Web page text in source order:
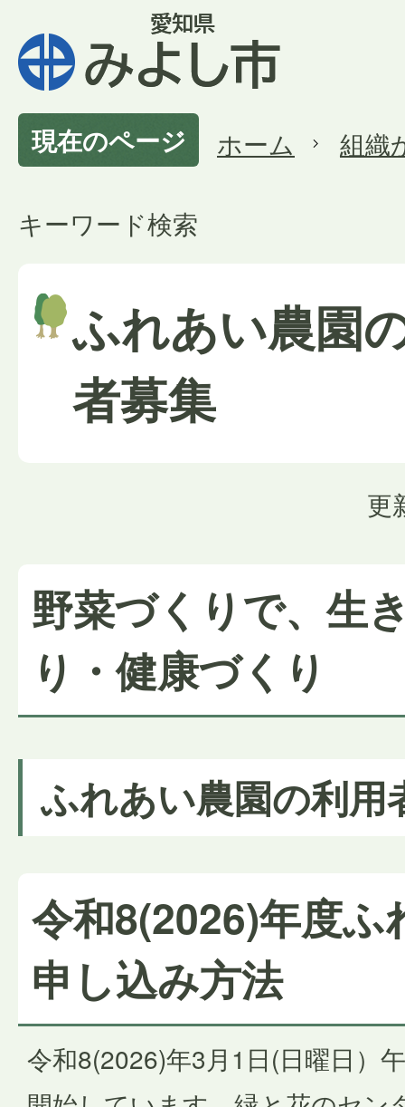
現在のページ ホーム 組織
キーワード検索
ふれあい農園
者募集
更
野菜づくりで、生
り・健康づくり
ふれあい農園の利用
令和8(2026)年度ふ
申し込み方法
令和8(2026)年3月1日(日曜日）